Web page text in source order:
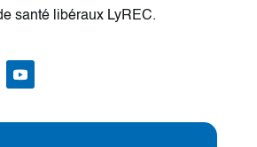
santé libéraux LyREC.